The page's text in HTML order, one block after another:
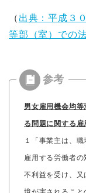
（ 出典：平成３
等部（室）での
男女雇用機会均
る問題に関する雇
１「事業主は、
雇用する労働者
不利益を受け、